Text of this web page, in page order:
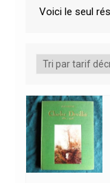
Voici le seul